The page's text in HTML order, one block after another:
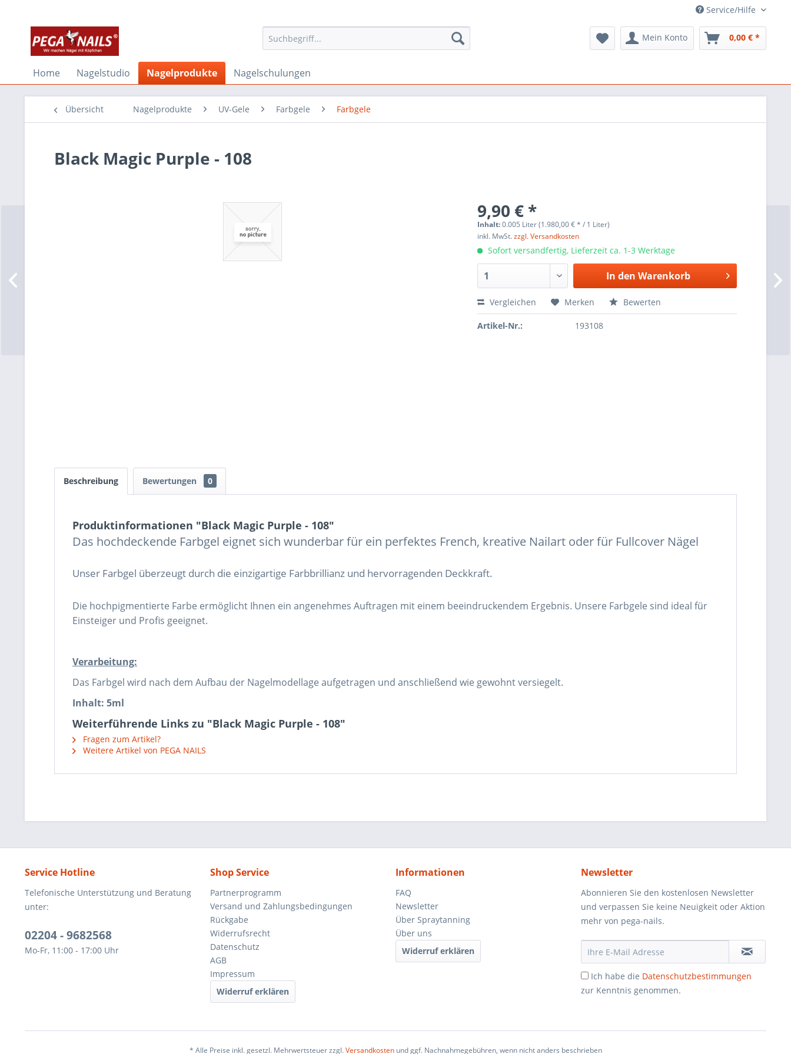
Service/Hilfe
Mein Konto 0,00 € *
Home Nagelstudio Nagelprodukte Nagelschulungen
Übersicht Nagelprodukte UV-Gele Farbgele Farbgele
Black Magic Purple - 108
9,90 € *
Inhalt:0.005 Liter (1.980,00 € * / 1 Liter)
inkl. MwSt.zzgl. Versandkosten
Sofort versandfertig, Lieferzeit ca. 1-3 Werktage
In den Warenkorb
Vergleichen Merken Bewerten
Artikel-Nr.: 193108
Beschreibung Bewertungen 0
Produktinformationen "Black Magic Purple - 108"
Das hochdeckende Farbgel eignet sich wunderbar für ein perfektes French, kreative Nailart oder für Fullcover Nägel
Unser Farbgel überzeugt durch die einzigartige Farbbrillianz und hervorragenden Deckkraft.
Die hochpigmentierte Farbe ermöglicht Ihnen ein angenehmes Auftragen mit einem beeindruckendem Ergebnis. Unsere Farbgele sind ideal für
Einsteiger und Profis geeignet.
Verarbeitung:
Das Farbgel wird nach dem Aufbau der Nagelmodellage aufgetragen und anschließend wie gewohnt versiegelt.
Inhalt: 5ml
Weiterführende Links zu "Black Magic Purple - 108"
Fragen zum Artikel?
Weitere Artikel von PEGA NAILS
Service Hotline
Telefonische Unterstützung und Beratung
unter:
02204 - 9682568
Mo-Fr, 11:00 - 17:00 Uhr
Shop Service
Partnerprogramm
Versand und Zahlungsbedingungen
Rückgabe
Widerrufsrecht
Datenschutz
AGB
Impressum
Widerruf erklären
Informationen
FAQ
Newsletter
Über Spraytanning
Über uns
Widerruf erklären
Newsletter
Abonnieren Sie den kostenlosen Newsletter
und verpassen Sie keine Neuigkeit oder Aktion
mehr von pega-nails.
Ich habe die Datenschutzbestimmungen
zur Kenntnis genommen.
* Alle Preise inkl. gesetzl. Mehrwertsteuer zzgl.Versandkostenund ggf. Nachnahmegebühren, wenn nicht anders beschrieben